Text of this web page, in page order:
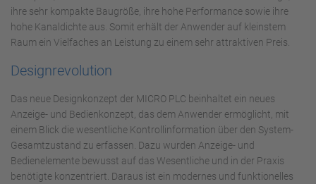
ihre sehr kompakte Baugröße, ihre hohe Performance sowie ihre
hohe Kanaldichte aus. Somit erhält der Anwender auf kleinstem
Raum ein Vielfaches an Leistung zu einem sehr attraktiven Preis.
Designrevolution
Das neue Designkonzept der MICRO PLC beinhaltet ein neues
Anzeige- und Bedienkonzept, das dem Anwender ermöglicht, mit
einem Blick die wesentliche Kontrollinformation über den System-
Gesamtzustand zu erfassen. Dazu wurden Anzeige- und
Bedienelemente bewusst auf das Wesentliche und in der Praxis
benötigte konzentriert. Daraus ist ein modernes und funktionelles